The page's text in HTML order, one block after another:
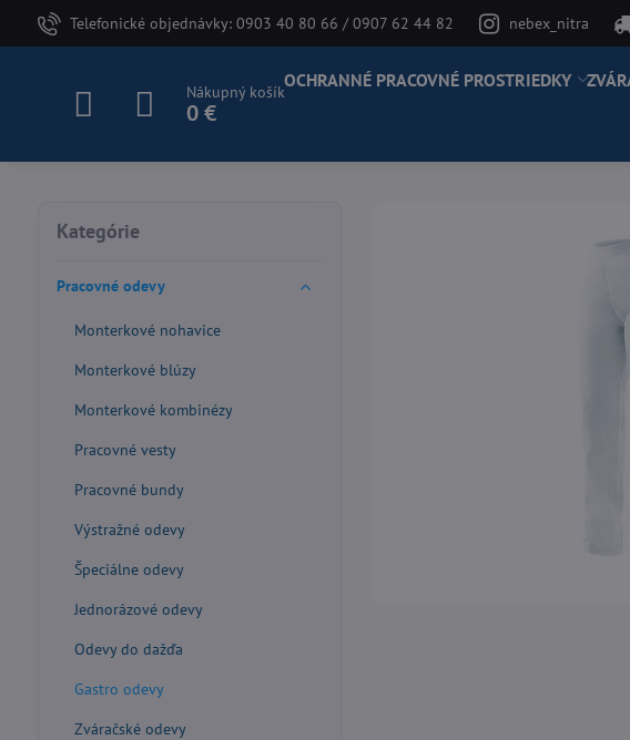
Telefonické objednávky: 0903 40 80 66 / 0907 62 44 82 nebex_nitra
Nákupný košík
0 €
OCHRANNÉ PRACOVNÉ PROSTRIEDKY
Kategórie
Pracovné odevy
Monterkové nohavice
Monterkové blúzy
Monterkové kombinézy
Pracovné vesty
Pracovné bundy
Výstražné odevy
Špeciálne odevy
Jednorázové odevy
Odevy do dažďa
Gastro odevy
Zváračské odevy